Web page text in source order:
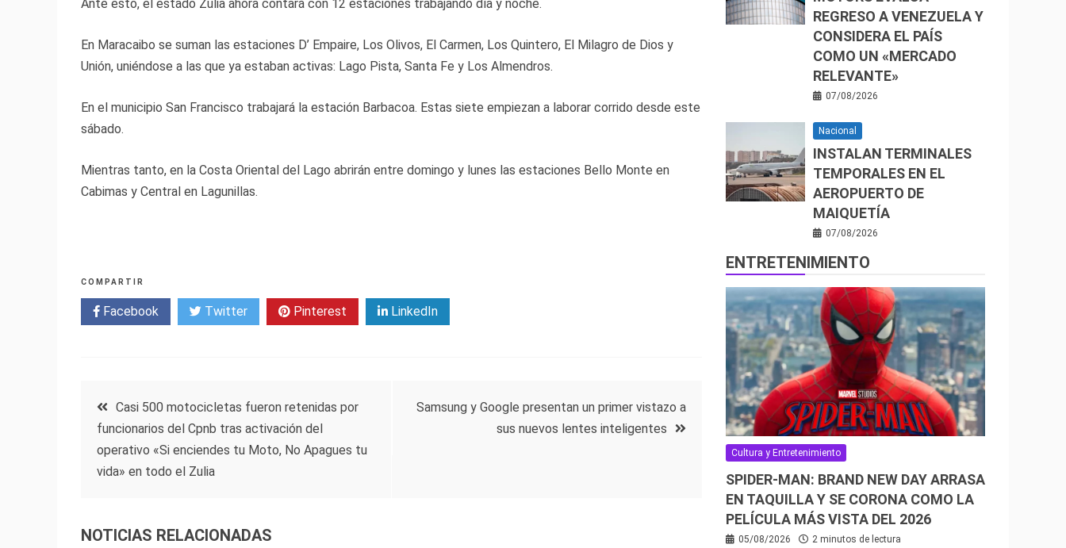
Ante esto, el estado Zulia ahora contará con 12 estaciones trabajando día y noche.
En Maracaibo se suman las estaciones D’ Empaire, Los Olivos, El Carmen, Los Quintero, El Milagro de Dios y
Unión, uniéndose a las que ya estaban activas: Lago Pista, Santa Fe y Los Almendros.
En el municipio San Francisco trabajará la estación Barbacoa. Estas siete empiezan a laborar corrido desde este
sábado.
Mientras tanto, en la Costa Oriental del Lago abrirán entre domingo y lunes las estaciones Bello Monte en
Cabimas y Central en Lagunillas.
COMPARTIR
Facebook Twitter Pinterest LinkedIn
Navegación
de
Casi 500 motocicletas fueron retenidas por
funcionarios del Cpnb tras activación del
operativo «Si enciendes tu Moto, No Apagues tu
vida» en todo el Zulia
Samsung y Google presentan un primer vistazo a
sus nuevos lentes inteligentes
NOTICIAS RELACIONADAS
REGRESO A VENEZUELA Y
CONSIDERA EL PAÍS
COMO UN «MERCADO
RELEVANTE»
07/08/2026
Nacional
INSTALAN TERMINALES
TEMPORALES EN EL
AEROPUERTO DE
MAIQUETÍA
07/08/2026
ENTRETENIMIENTO
Cultura y Entretenimiento
SPIDER-MAN: BRAND NEW DAY ARRASA
EN TAQUILLA Y SE CORONA COMO LA
PELÍCULA MÁS VISTA DEL 2026
05/08/2026 2 minutos de lectura